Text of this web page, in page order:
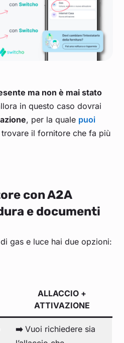
ma non è mai stato
in questo caso dovrai
, per la quale puoi
trovare il fornitore che fa più
con A2A
e documenti
gas e luce hai due opzioni:
ALLACCIO +
ATTIVAZIONE
➡️Vuoi richiedere sia